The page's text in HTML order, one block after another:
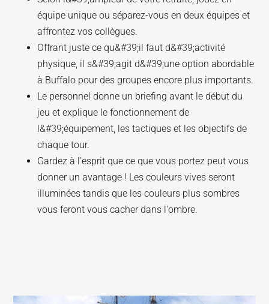
équipe unique ou séparez-vous en deux équipes et
affrontez vos collègues.
Offrant juste ce qu&#39;il faut d&#39;activité
physique, il s&#39;agit d&#39;une option abordable
à Buffalo pour des groupes encore plus importants.
Le personnel donne un briefing avant le début du
jeu et explique le fonctionnement de
l&#39;équipement, les tactiques et les objectifs de
chaque tour.
Gardez à l’esprit que ce que vous portez peut vous
donner un avantage ! Les couleurs vives seront
illuminées tandis que les couleurs plus sombres
vous feront vous cacher dans l'ombre.